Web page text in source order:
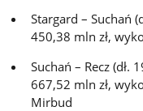
Stargard – Suchań
450,38 mln zł,
Suchań – Recz
667,52 mln zł,
Mirbud